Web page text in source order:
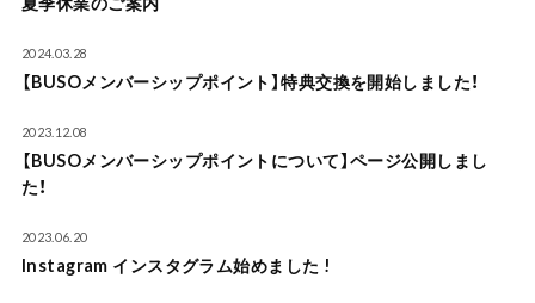
2024.03.28
【BUSOメンバーシップポイント】特典交換を開始しました！
2023.12.08
【BUSOメンバーシップポイントについて】ページ公開しまし
た！
2023.06.20
Instagram インスタグラム始めました !